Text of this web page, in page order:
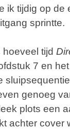
ik tijdig op de
sprintte.
hoeveel tijd
7 en
genoeg
plots een
achter cover